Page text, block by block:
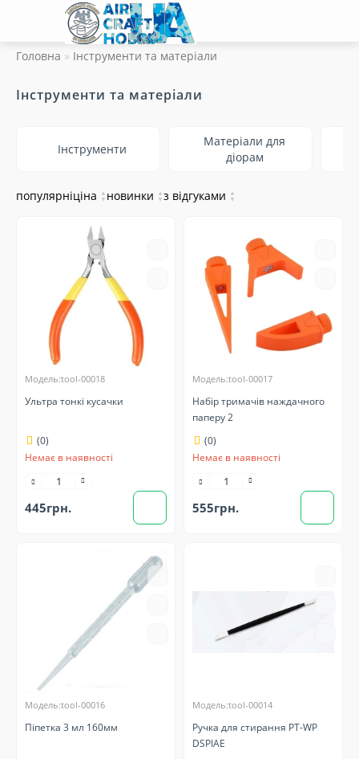
Головна Інструменти та матеріали
Інструменти та матеріали
Інструменти
Матеріали для
діорам
популярніціна ▲
▼ новинки ▲
▼з відгуками ▲
▼
Модель:tool-00018
Ультра тонкі кусачки
(0)
Немає в наявності
445грн.
Модель:tool-00017
Набір тримачів наждачного
паперу 2
(0)
Немає в наявності
555грн.
Модель:tool-00016
Піпетка 3 мл 160мм
Модель:tool-00014
Ручка для стирання PT-WP
DSPIAE